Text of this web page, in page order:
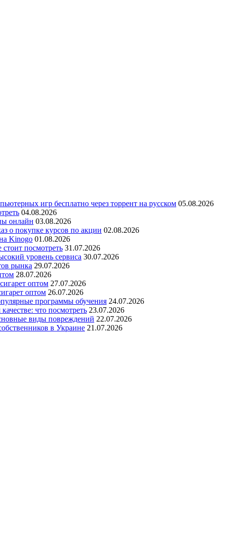
игр бесплатно через торрент на русском 05.08.2026
04.08.2026
онлайн 03.08.2026
о покупке курсов по акции 02.08.2026
Kinogo 01.08.2026
посмотреть 31.07.2026
уровень сервиса 30.07.2026
рынка 29.07.2026
28.07.2026
оптом 27.07.2026
оптом 26.07.2026
программы обучения 24.07.2026
что посмотреть 23.07.2026
виды повреждений 22.07.2026
в Украине 21.07.2026